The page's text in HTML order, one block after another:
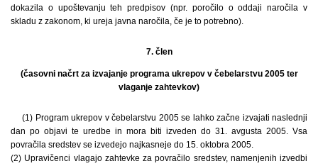
dokazila o upoštevanju teh predpisov (npr. poročilo o oddaji naročila v
skladu z zakonom, ki ureja javna naročila, če je to potrebno).
7. člen
(časovni načrt za izvajanje programa ukrepov v čebelarstvu 2005 ter
vlaganje zahtevkov)
(1) Program ukrepov v čebelarstvu 2005 se lahko začne izvajati naslednji
dan po objavi te uredbe in mora biti izveden do 31. avgusta 2005. Vsa
povračila sredstev se izvedejo najkasneje do 15. oktobra 2005.
(2) Upravičenci vlagajo zahtevke za povračilo sredstev, namenjenih izvedbi